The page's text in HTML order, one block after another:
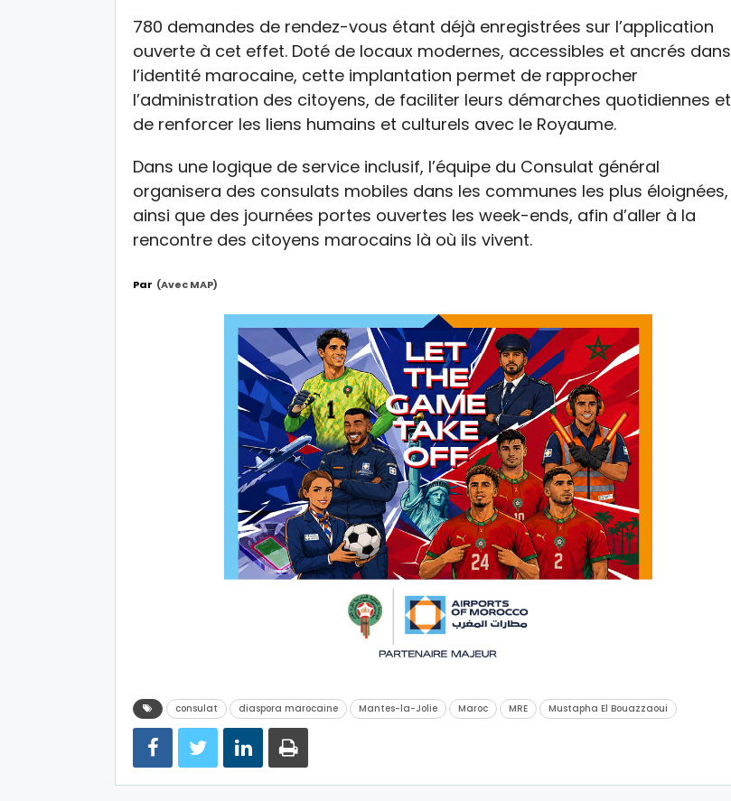
780 demandes de rendez-vous étant déjà enregistrées sur l’application
ouverte à cet effet. Doté de locaux modernes, accessibles et ancrés dans
l’identité marocaine, cette implantation permet de rapprocher
l’administration des citoyens, de faciliter leurs démarches quotidiennes et
de renforcer les liens humains et culturels avec le Royaume.
Dans une logique de service inclusif, l’équipe du Consulat général
organisera des consulats mobiles dans les communes les plus éloignées,
ainsi que des journées portes ouvertes les week-ends, afin d’aller à la
rencontre des citoyens marocains là où ils vivent.
Par (avec MAP)
consulat diaspora marocaine Mantes-la-Jolie Maroc MRE Mustapha El Bouazzaoui